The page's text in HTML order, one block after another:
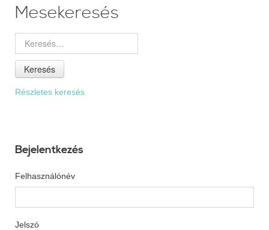
Mesekeresés
Keresés
Részletes keresés
Bejelentkezés
Felhasználónév
Jelszó